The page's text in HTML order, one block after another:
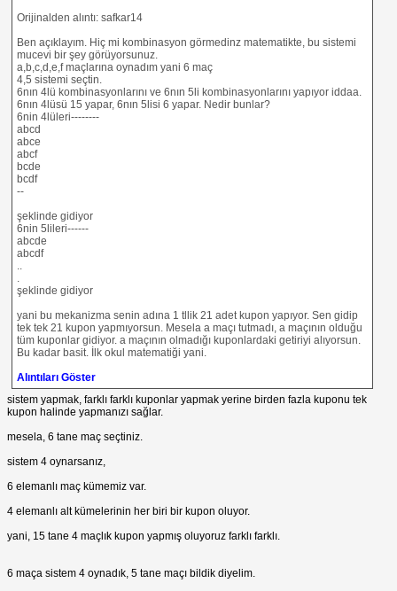
Orijinalden alıntı: safkar14
Ben açıklayım. Hiç mi kombinasyon görmedinz matematikte, bu sistemi
mucevi bir şey görüyorsunuz.
a,b,c,d,e,f maçlarına oynadım yani 6 maç
4,5 sistemi seçtin.
6nın 4lü kombinasyonlarını ve 6nın 5li kombinasyonlarını yapıyor iddaa.
6nın 4lüsü 15 yapar, 6nın 5lisi 6 yapar. Nedir bunlar?
6nin 4lüleri--------
abcd
abce
abcf
bcde
bcdf
--
şeklinde gidiyor
6nin 5lileri------
abcde
abcdf
şeklinde gidiyor
yani bu mekanizma senin adına 1 tllik 21 adet kupon yapıyor. Sen gidip
tek tek 21 kupon yapmıyorsun. Mesela a maçı tutmadı, a maçının olduğu
tüm kuponlar gidiyor. a maçının olmadığı kuponlardaki getiriyi alıyorsun.
Bu kadar basit. İlk okul matematiği yani.
Alıntıları Göster
sistem yapmak, farklı farklı kuponlar yapmak yerine birden fazla kuponu tek
kupon halinde yapmanızı sağlar.
mesela, 6 tane maç seçtiniz.
sistem 4 oynarsanız,
6 elemanlı maç kümemiz var.
4 elemanlı alt kümelerinin her biri bir kupon oluyor.
yani, 15 tane 4 maçlık kupon yapmış oluyoruz farklı farklı.
6 maça sistem 4 oynadık, 5 tane maçı bildik diyelim.